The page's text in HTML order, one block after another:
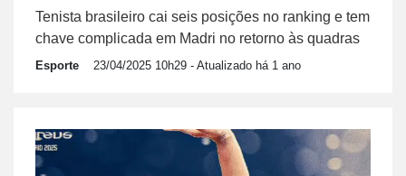
Tenista brasileiro cai seis posições no ranking e tem
chave complicada em Madri no retorno às quadras
Esporte 23/04/2025 10h29 - Atualizado há 1 ano